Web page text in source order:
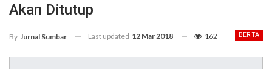
Akan Ditutup
BERITA
By Jurnal Sumbar Last updated 12 Mar 2018 162